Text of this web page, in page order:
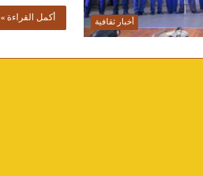
أخبار ثقافية
أكمل القراءة »